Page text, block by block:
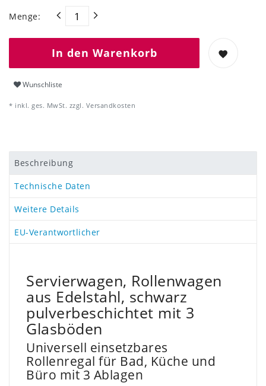
Menge:
In den Warenkorb
Wunschliste
* inkl. ges. MwSt. zzgl. Versandkosten
Beschreibung
Technische Daten
Weitere Details
EU-Verantwortlicher
Servierwagen, Rollenwagen
aus Edelstahl, schwarz
pulverbeschichtet mit 3
Glasböden
Universell einsetzbares
Rollenregal für Bad, Küche und
Büro mit 3 Ablagen